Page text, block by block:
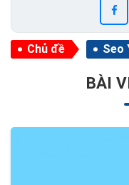
Chủ đề Seo
BÀI